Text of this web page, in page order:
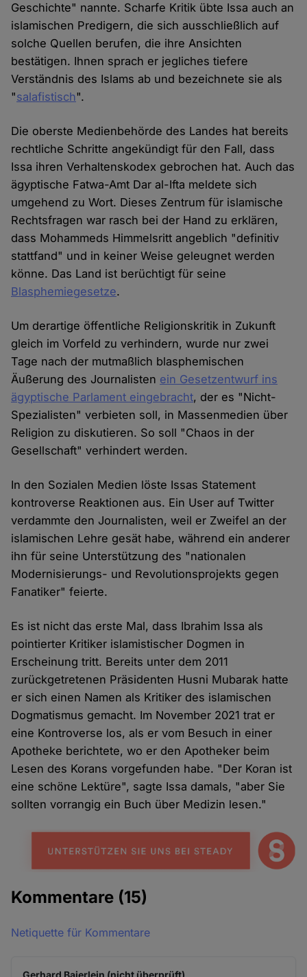
Geschichte" nannte. Scharfe Kritik übte Issa auch an
islamischen Predigern, die sich ausschließlich auf
solche Quellen berufen, die ihre Ansichten
bestätigen. Ihnen sprach er jegliches tiefere
Verständnis des Islams ab und bezeichnete sie als
"salafistisch".
Die oberste Medienbehörde des Landes hat bereits
rechtliche Schritte angekündigt für den Fall, dass
Issa ihren Verhaltenskodex gebrochen hat. Auch das
ägyptische Fatwa-Amt Dar al-Ifta meldete sich
umgehend zu Wort. Dieses Zentrum für islamische
Rechtsfragen war rasch bei der Hand zu erklären,
dass Mohammeds Himmelsritt angeblich "definitiv
stattfand" und in keiner Weise geleugnet werden
könne. Das Land ist berüchtigt für seine
Blasphemiegesetze.
Um derartige öffentliche Religionskritik in Zukunft
gleich im Vorfeld zu verhindern, wurde nur zwei
Tage nach der mutmaßlich blasphemischen
Äußerung des Journalisten ein Gesetzentwurf ins
ägyptische Parlament eingebracht, der es "Nicht-
Spezialisten" verbieten soll, in Massenmedien über
Religion zu diskutieren. So soll "Chaos in der
Gesellschaft" verhindert werden.
In den Sozialen Medien löste Issas Statement
kontroverse Reaktionen aus. Ein User auf Twitter
verdammte den Journalisten, weil er Zweifel an der
islamischen Lehre gesät habe, während ein anderer
ihn für seine Unterstützung des "nationalen
Modernisierungs- und Revolutionsprojekts gegen
Fanatiker" feierte.
Es ist nicht das erste Mal, dass Ibrahim Issa als
pointierter Kritiker islamistischer Dogmen in
Erscheinung tritt. Bereits unter dem 2011
zurückgetretenen Präsidenten Husni Mubarak hatte
er sich einen Namen als Kritiker des islamischen
Dogmatismus gemacht. Im November 2021 trat er
eine Kontroverse los, als er vom Besuch in einer
Apotheke berichtete, wo er den Apotheker beim
Lesen des Korans vorgefunden habe. "Der Koran ist
eine schöne Lektüre", sagte Issa damals, "aber Sie
sollten vorrangig ein Buch über Medizin lesen."
Kommentare (15)
Netiquette für Kommentare
Gerhard Baierlein (nicht überprüft)